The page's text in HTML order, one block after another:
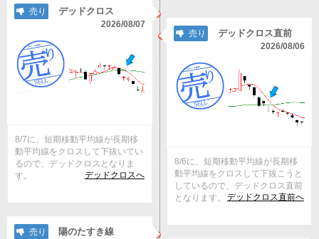
売り デッドクロス
2026/08/07
8/7に、短期移動平均線が長期移
動平均線をクロスして下抜いてい
るので、デッドクロスとなりま
す。
デッドクロスへ
売り デッドクロス直前
2026/08/06
8/6に、短期移動平均線が長期移
動平均線をクロスして下抜こうと
しているので、デッドクロス直前
となります。
デッドクロス直前へ
売り 陽のたすき線